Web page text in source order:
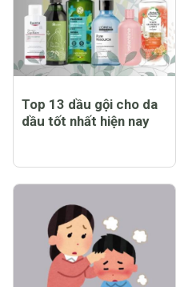
Top 13 dầu gội cho da
dầu tốt nhất hiện nay